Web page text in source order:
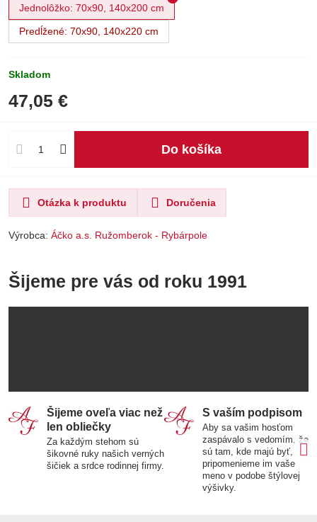
Jednolôžko: 70x90, 140x200 cm
Predĺžené: 70x90, 140x220 cm
Skladom
47,05 €
Do košíka
Otázka k produktu Doručenia
Výrobca: Áčko a.s. Ružomberok - Rybárpole
Šijeme pre vás od roku 1991
Šijeme oveľa viac než
len obliečky
Za každým stehom sú
šikovné ruky našich verných
šičiek a srdce rodinnej firmy.
S vaším podpisom
Aby sa vašim hosťom
zaspávalo s vedomím, že
sú tam, kde majú byť,
pripomenieme im vaše
meno v podobe štýlovej
výšivky.